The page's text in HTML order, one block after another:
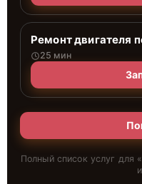
Ремонт двигателя
25 мин
Полный список услуг для «